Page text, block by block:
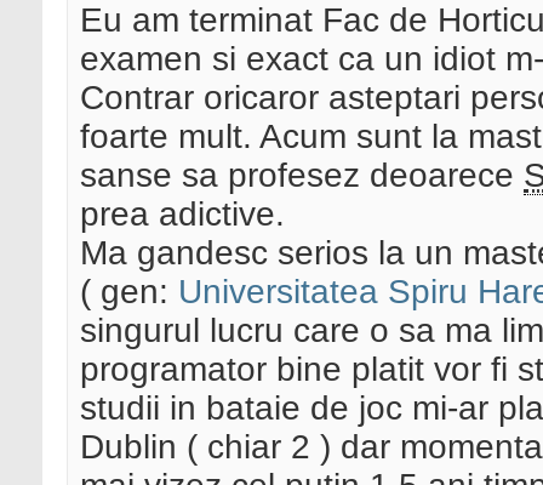
Eu am terminat Fac de
examen si exact ca un idiot
Contrar oricaror asteptari
foarte mult. Acum sunt la
sanse sa profesez deoarece
prea adictive.
Ma gandesc serios la un
( gen: Universitatea Spiru
singurul lucru care o sa ma
programator bine platit vor fi
studii in bataie de joc mi-ar
Dublin ( chiar 2 ) dar